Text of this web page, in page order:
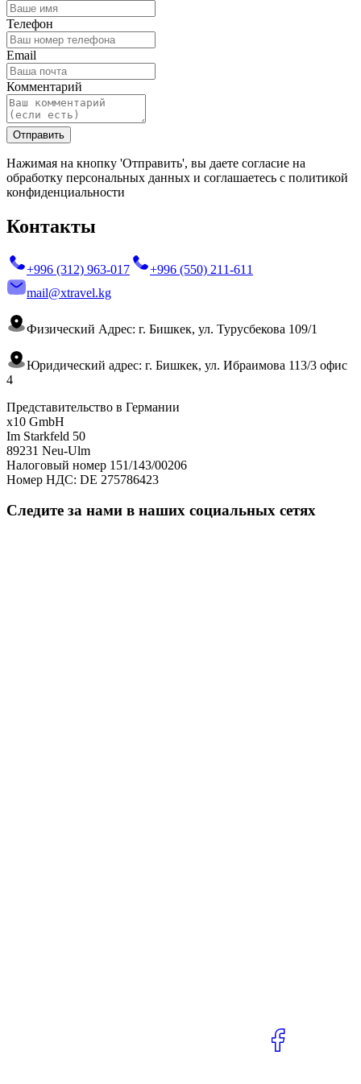
Телефон
Email
Комментарий
Отправить
Нажимая на кнопку 'Отправить', вы даете согласие на
обработку персональных данных и соглашаетесь с политикой
конфиденциальности
Контакты
+996 (312) 963-017
+996 (550) 211-611
mail@xtravel.kg
Физический Адрес: г. Бишкек, ул. Турусбекова 109/1
Юридический адрес: г. Бишкек, ул. Ибраимова 113/3 офис
4
Представительство в Германии
x10 GmbH
Im Starkfeld 50
89231 Neu-Ulm
Налоговый номер 151/143/00206
Номер НДС: DE 275786423
Следите за нами в наших социальных сетях